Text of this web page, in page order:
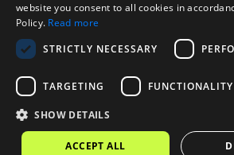
Member of EuPC
European Plastics Converters
©
2025 All Rights
website you consent to all cookies in
Policy. Read more
STRICTLY NECESSARY
TARGETING FUNCTIONALITY
SHOW DETAILS
ACCEPT ALL